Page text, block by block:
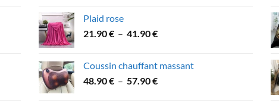
à
Plaid rose
21.90€ – 41.90€Plage
21.90 €
à
Coussin chauffant massant
48.90€ – 57.90€Plage